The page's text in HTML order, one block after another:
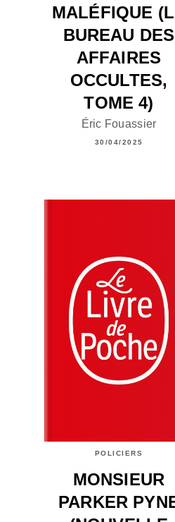
MALÉFIQUE
BUREAU DES
AFFAIRES
OCCULTES,
TOME 4)
Éric Fouassier
30/04/2025
POLICIERS
MONSIEUR
PARKER